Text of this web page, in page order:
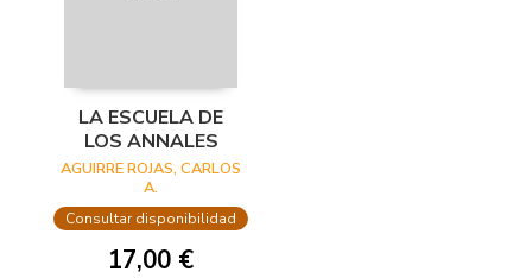
LA ESCUELA DE
LOS ANNALES
AGUIRRE ROJAS, CARLOS
A.
Consultar disponibilidad
17,00 €